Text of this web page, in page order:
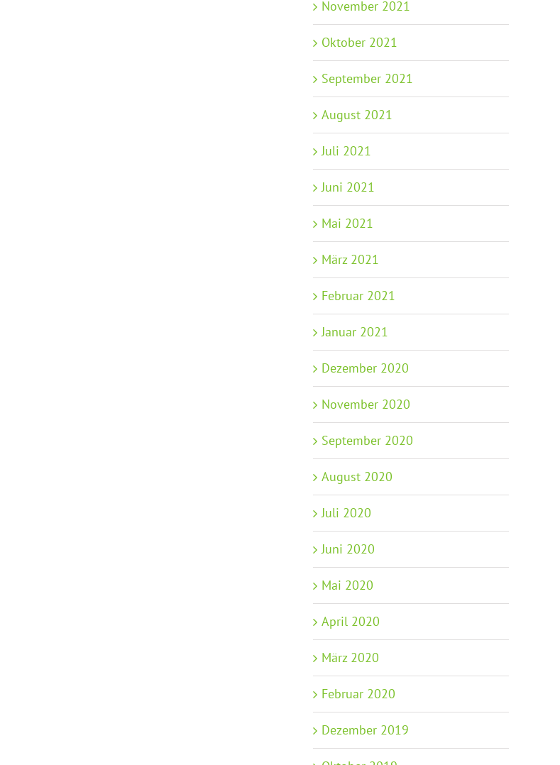
November 2021
Oktober 2021
September 2021
August 2021
Juli 2021
Juni 2021
Mai 2021
März 2021
Februar 2021
Januar 2021
Dezember 2020
November 2020
September 2020
August 2020
Juli 2020
Juni 2020
Mai 2020
April 2020
März 2020
Februar 2020
Dezember 2019